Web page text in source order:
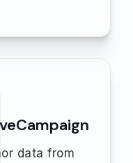
data from